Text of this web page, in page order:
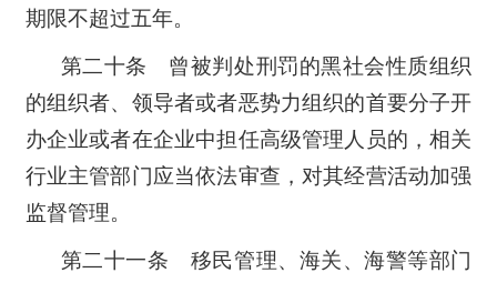
期限不超过五年。
第二十条 曾被判处刑罚的黑社会性质组织
的组织者、领导者或者恶势力组织的首要分子开
办企业或者在企业中担任高级管理人员的，相关
行业主管部门应当依法审查，对其经营活动加强
监督管理。
第二十一条 移民管理、海关、海警等部门